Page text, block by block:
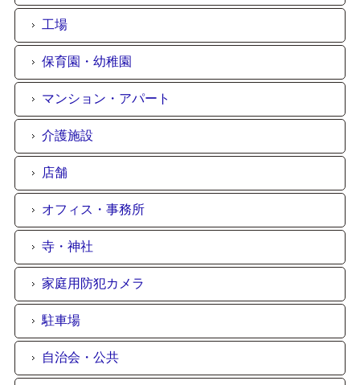
工場
保育園・幼稚園
マンション・アパート
介護施設
店舗
オフィス・事務所
寺・神社
家庭用防犯カメラ
駐車場
自治会・公共